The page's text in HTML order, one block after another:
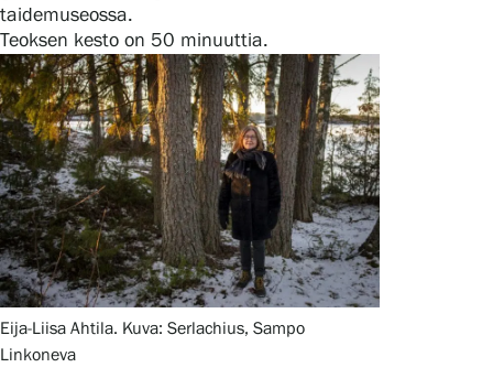
taidemuseossa.
Teoksen kesto on 50 minuuttia.
Eija-Liisa Ahtila. Kuva: Serlachius, Sampo
Linkoneva